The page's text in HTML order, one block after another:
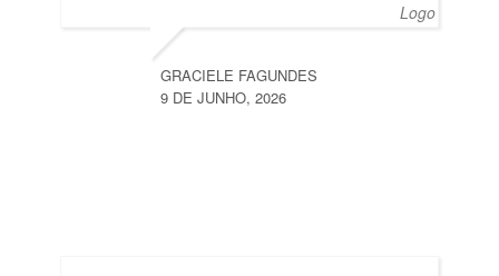
GRACIELE FAGUNDES
9 DE JUNHO, 2026